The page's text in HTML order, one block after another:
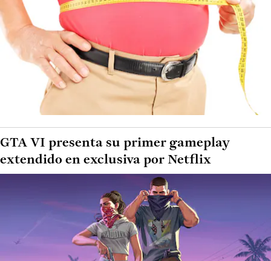
GTA VI presenta su primer gameplay
extendido en exclusiva por Netflix